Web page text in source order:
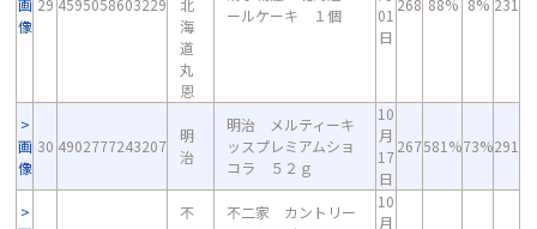
画
像
29 4595058603229
北
海
道
丸
恩
ールケーキ １個
01
日
268 88% 8% 231
画
像
30 4902777243207
明
治
明治 メルティーキ
ッスプレミアムショ
コラ ５２ｇ
10
月
17
日
267581%73%291
不
不二家 カントリー
10
月